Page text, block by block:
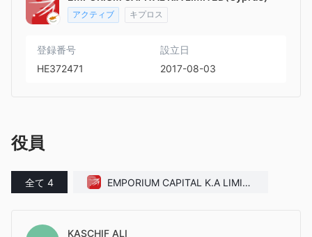
アクティブ キプロス
登録番号
HE372471
設立日
2017-08-03
役員
全て 4
EMPORIUM CAPITAL K.A LIMITE
KASCHIF ALI